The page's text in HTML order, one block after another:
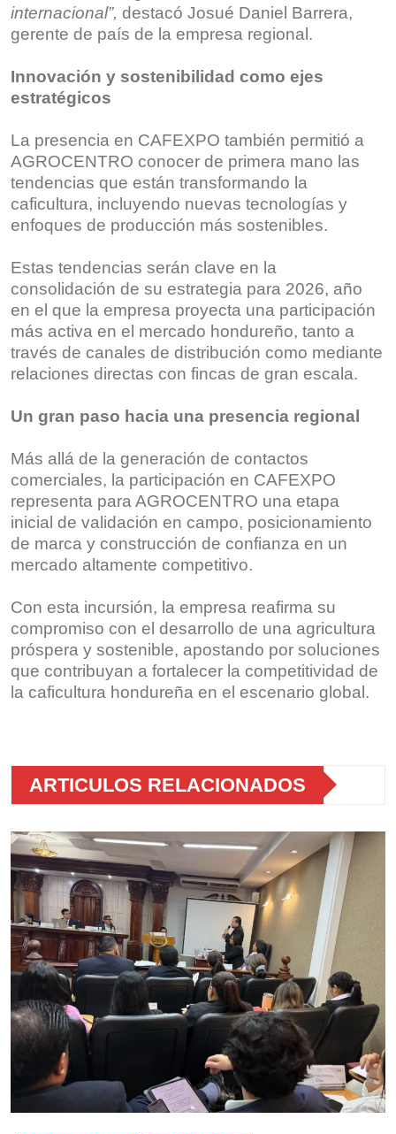
internacional”, destacó Josué Daniel Barrera,
gerente de país de la empresa regional.
Innovación y sostenibilidad como ejes
estratégicos
La presencia en CAFEXPO también permitió a
AGROCENTRO conocer de primera mano las
tendencias que están transformando la
caficultura, incluyendo nuevas tecnologías y
enfoques de producción más sostenibles.
Estas tendencias serán clave en la
consolidación de su estrategia para 2026, año
en el que la empresa proyecta una participación
más activa en el mercado hondureño, tanto a
través de canales de distribución como mediante
relaciones directas con fincas de gran escala.
Un gran paso hacia una presencia regional
Más allá de la generación de contactos
comerciales, la participación en CAFEXPO
representa para AGROCENTRO una etapa
inicial de validación en campo, posicionamiento
de marca y construcción de confianza en un
mercado altamente competitivo.
Con esta incursión, la empresa reafirma su
compromiso con el desarrollo de una agricultura
próspera y sostenible, apostando por soluciones
que contribuyan a fortalecer la competitividad de
la caficultura hondureña en el escenario global.
ARTICULOS RELACIONADOS